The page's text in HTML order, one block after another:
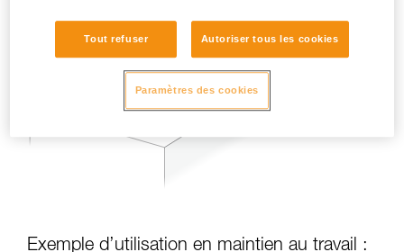
Exemple d’utilisation en maintien au travail :
Tout refuser Autoriser tous les cookies
Paramètres des cookies